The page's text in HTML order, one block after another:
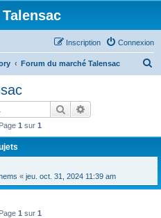
Connexion
Inscription
Forum du marché Talensac
Rechercher
1 sur 1
« jeu. oct. 31, 2024 11:39 am
1 sur 1